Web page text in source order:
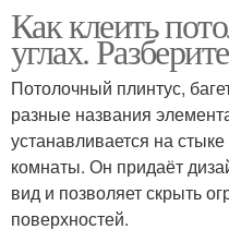
Как клеить
углах.
Потолочный плинтус,
разные названия
устанавливается на
комнаты. Он придаёт
вид и позволяет скрыть
поверхностей.